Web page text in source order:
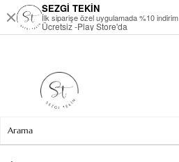
SEZGİ TEKİN
İlk siparişe özel uygulamada %10 indirim
Ücretsiz -Play Store'da